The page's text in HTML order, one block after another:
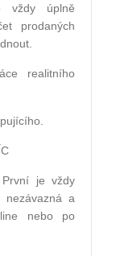
vždy úplně
prodaných
realitního
ho.
je vždy
a
nebo po